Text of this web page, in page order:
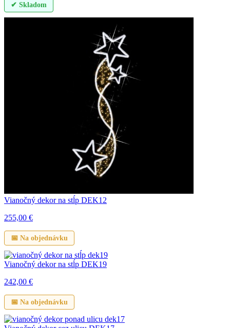
✔ Skladom
Vianočný dekor na stĺp DEK12
255,00 €
📅 Na objednávku
Vianočný dekor na stĺp DEK19
242,00 €
📅 Na objednávku